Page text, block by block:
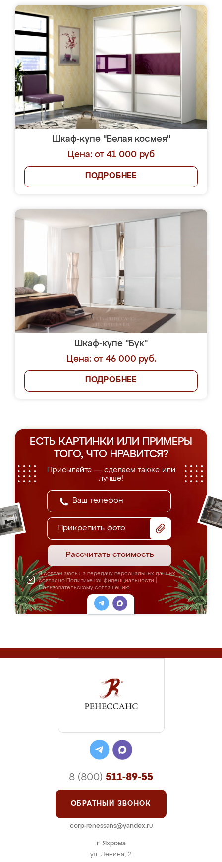
Шкаф-купе "Белая космея"
Цена: от 41 000 руб
ПОДРОБНЕЕ
Шкаф-купе "Бук"
Цена: от 46 000 руб.
ПОДРОБНЕЕ
ЕСТЬ КАРТИНКИ ИЛИ ПРИМЕРЫ
ТОГО, ЧТО НРАВИТСЯ?
Присылайте — сделаем также или
лучше!
Прикрепить фото
Рассчитать стоимость
Я соглашаюсь на передачу персональных данных
согласно Политике конфиденциальности
Пользовательскому соглашению
г. Яхрома
ул. Ленина, 2
8 (800) 511-89-55
ОБРАТНЫЙ ЗВОНОК
corp-renessans@yandex.ru